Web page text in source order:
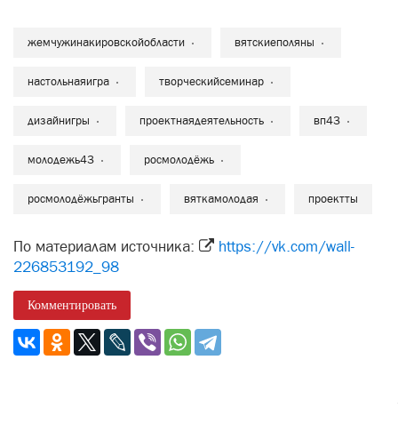
жемчужинакировскойобласти вятскиеполяны
настольнаяигра творческийсеминар
дизайнигры проектнаядеятельность вп43
молодежь43 росмолодёжь
росмолодёжьгранты вяткамолодая проектты
По материалам источника:
https://vk.com/wall-
226853192_98
Комментировать